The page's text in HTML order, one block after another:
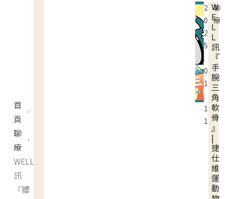
首
頁
聊
療
WELL
訊
『腰
2
0
2
5
.
0
1
.
1
1
聊
療
W
E
L
L
訊
『
手
腕
三
角
軟
骨
』
|
捷
仕
維
運
動